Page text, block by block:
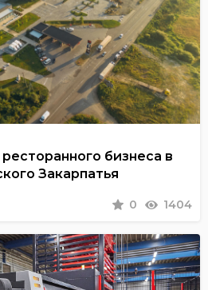
бизнеса в
Закарпатья
0 1404